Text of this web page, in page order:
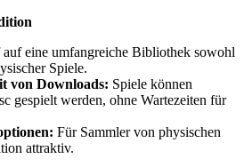
eine umfangreiche Bibliothek sowohl
Spiele.
von Downloads: Spiele können
gespielt werden, ohne Wartezeiten für
Für Sammler von physischen
attraktiv.